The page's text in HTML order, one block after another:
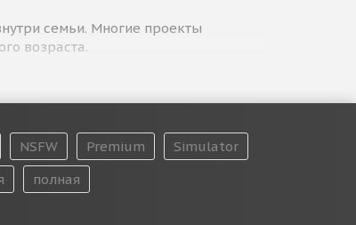
семьи. Многие проекты
возраста.
понятный интерфейс, простые
прохождение, весёлые
NSFW Premium
Simulator
полная